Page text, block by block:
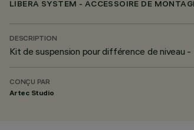
LIBERA SYSTEM - ACCESSOIRE DE
DESCRIPTION
Kit de suspension pour différence de niveau
CONÇU PAR
Artec Studio